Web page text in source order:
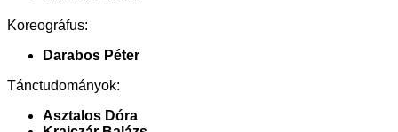
Koreográfus:
Darabos Péter
Tánctudományok:
Asztalos Dóra